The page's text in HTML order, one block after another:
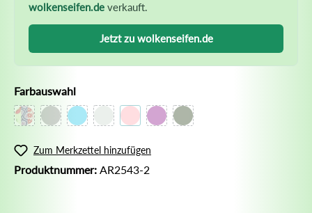
wolkenseifen.de verkauft.
Jetzt zu wolkenseifen.de
Farbauswahl
Zum Merkzettel hinzufügen
Produktnummer: AR2543-2